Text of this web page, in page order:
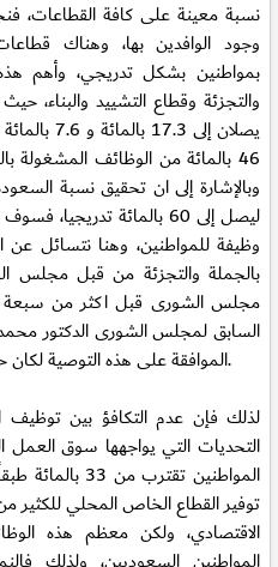
نسبة معينة على كافة القطاعات،
وجود الوافدين بها، وهناك
بمواطنين بشكل تدريجي، وأهم
والتجزئة وقطاع التشييد والبناء،
يصلان إلى
46 بالمائة من الوظائف المشغولة
وبالإشارة إلى ان تحقيق نسبة
وظيفة للمواطنين، وهنا نتسائل
بالجملة والتجزئة من قبل مجلس
مجلس الشورى قبل اكثر من
السابق لمجلس الشورى الدكتور محمد
الموافقة على هذه التوصية لكان حال البطالة افضل مما هو عليه اليوم.
لذلك فإن عدم التكافؤ بين توظيف
التحديات التي يواجهها سوق العمل
المواطنين تقترب
توفير القطاع الخاص المحلي
الاقتصادي، ولكن معظم هذه